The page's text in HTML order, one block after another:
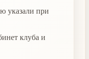
указали при
клуба и